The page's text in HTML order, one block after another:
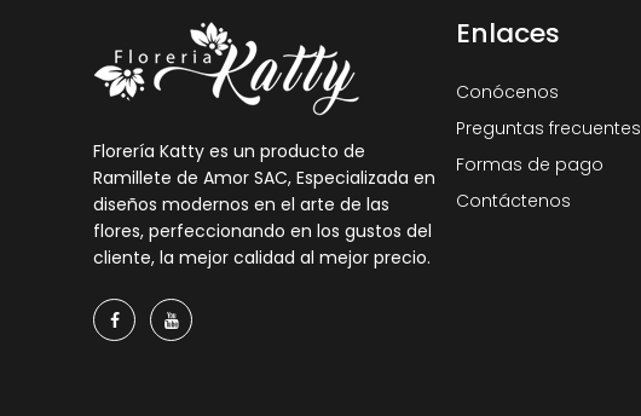
Florería Katty es un producto de
Ramillete de Amor SAC, Especializada en
diseños modernos en el arte de las
flores, perfeccionando en los gustos del
cliente, la mejor calidad al mejor precio.
Enlaces
Conócenos
Preguntas frecuentes
Formas de pago
Contáctenos